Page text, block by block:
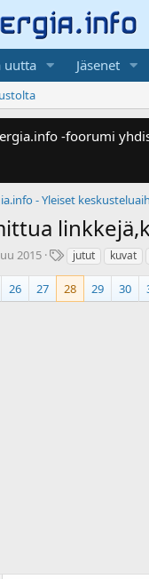
uutta Jäsenet
-foorumi
- Yleiset
2015
T
n
n
jutut kuvat
26 27 28 29 30